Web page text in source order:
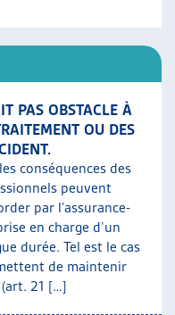
PAS OBSTACLE À
OU DES
conséquences des
peuvent
par l’assurance-
en charge d’un
durée. Tel est le cas
de maintenir
21 […]